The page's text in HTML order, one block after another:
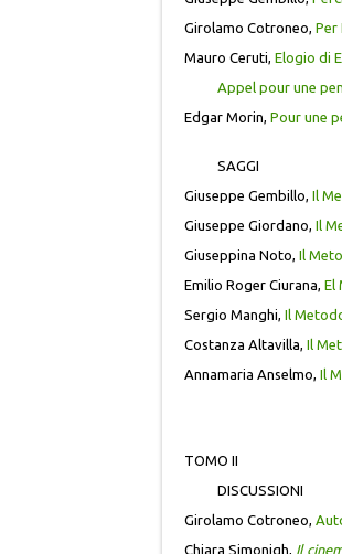
Girolamo Cotroneo, Per
Mauro Ceruti, Elogio di
Appel pour une
Edgar Morin, Pour une
SAGGI
Giuseppe Gembillo, Il
Giuseppe Giordano, Il
Giuseppina Noto, Il
Emilio Roger Ciurana, El
Sergio Manghi, Il
Costanza Altavilla, Il
Annamaria Anselmo, Il
TOMO II
DISCUSSIONI
Girolamo Cotroneo,
Chiara Simonigh, Il